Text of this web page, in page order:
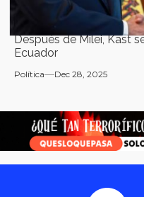
Después de Milei, Kast
Ecuador
Política Dec 28, 2025